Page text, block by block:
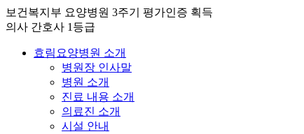
보건복지부 요양병원 3주기 평가인증 획득
의사 간호사 1등급
효림요양병원 소개
병원장 인사말
병원 소개
진료 내용 소개
의료진 소개
시설 안내